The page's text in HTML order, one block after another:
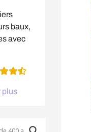
baux,
avec
plus